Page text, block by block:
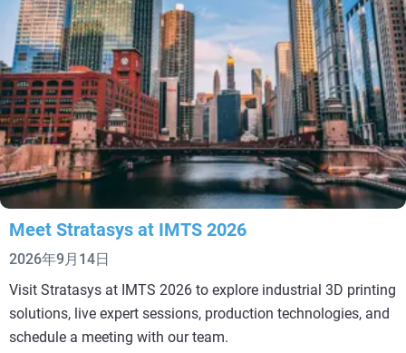
Meet Stratasys at IMTS 2026
2026年9月14日
Visit Stratasys at IMTS 2026 to explore industrial 3D printing
solutions, live expert sessions, production technologies, and
schedule a meeting with our team.